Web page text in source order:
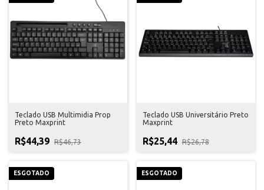
Teclado USB Multimidia Prop
Preto Maxprint
R$44,39 R$46,73
Teclado USB Universitário Preto
Maxprint
R$25,44 R$26,78
ESGOTADO ESGOTADO